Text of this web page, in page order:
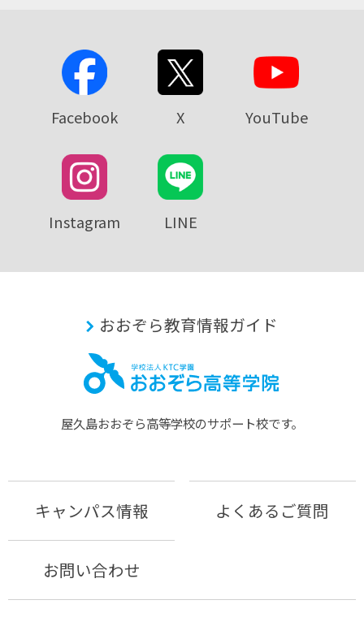
Facebook X YouTube
Instagram LINE
おおぞら教育情報ガイド
屋久島おおぞら⾼等学校のサポート校です。
キャンパス情報 よくあるご質問
お問い合わせ